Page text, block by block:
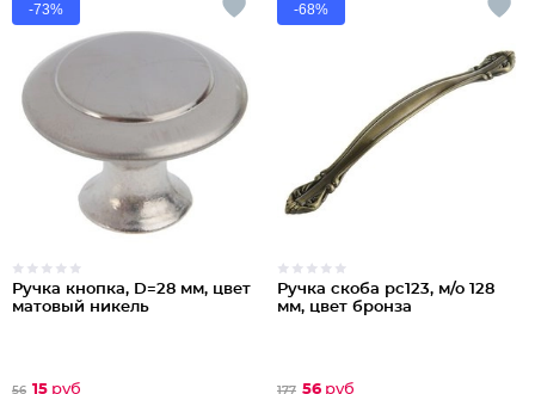
-73%
Ручка кнопка, D=28 мм, цвет
матовый никель
56 15 руб
-68%
Ручка скоба рс123, м/о 128
мм, цвет бронза
177 56 руб